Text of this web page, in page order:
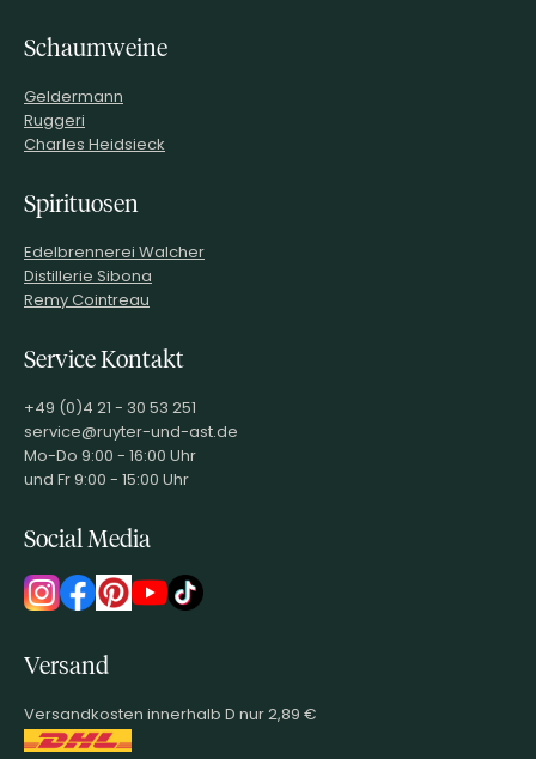
Schaumweine
Geldermann
Ruggeri
Charles Heidsieck
Spirituosen
Edelbrennerei Walcher
Distillerie Sibona
Remy Cointreau
Service Kontakt
+49 (0)4 21 - 30 53 251
service@ruyter-und-ast.de
Mo-Do 9:00 - 16:00 Uhr
und Fr 9:00 - 15:00 Uhr
Social Media
Versand
Versandkosten innerhalb D nur 2,89 €